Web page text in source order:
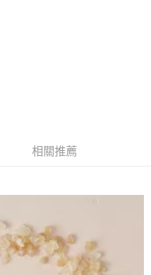
戶可立即使用無須另外申請。
立後會自動跳轉到大哥付的交易
、繳款截止日，確認付款後即完
後續交易確認頁面所載為準。
款」的支付方式。 讓您購物簡單
相關推薦